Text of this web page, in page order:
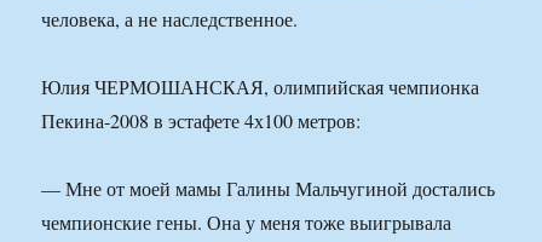
человека, а не наследственное.
Юлия ЧЕРМОШАНСКАЯ, олимпийская чемпионка
Пекина-2008 в эстафете 4х100 метров:
— Мне от моей мамы Галины Мальчугиной достались
чемпионские гены. Она у меня тоже выигрывала